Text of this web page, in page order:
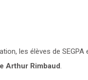
les élèves de SEGPA
Arthur Rimbaud.